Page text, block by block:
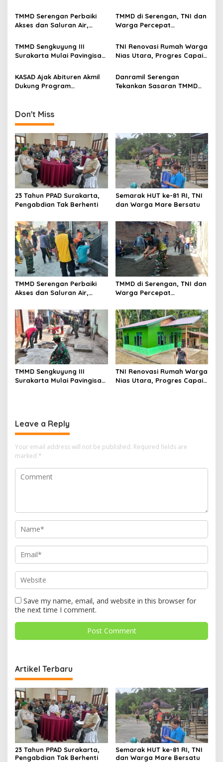
g
a
t
i
o
n
TMMD Serengan Perbaiki
Akses dan Saluran Air,
TMMD di Serengan, TNI dan
Warga Percepat
TMMD Sengkuyung III
Surakarta Mulai Pavingisasi
TNI Renovasi Rumah Warga
Nias Utara, Progres Capai
KASAD Ajak Abituren Akmil
Dukung Program
Danramil Serengan
Tekankan Sasaran TMMD
Don't Miss
23 Tahun PPAD Surakarta,
Pengabdian Tak Berhenti
Semarak HUT ke-81 RI, TNI
dan Warga Mare Bersatu
TMMD Serengan Perbaiki
Akses dan Saluran Air,
TMMD di Serengan, TNI dan
Warga Percepat
TMMD Sengkuyung III
Surakarta Mulai Pavingisasi
TNI Renovasi Rumah Warga
Nias Utara, Progres Capai
Leave a Reply
Your email address will not be published. Required fields are
marked *
Save my name, email, and website in this browser for
the next time I comment.
Artikel Terbaru
23 Tahun PPAD Surakarta,
Pengabdian Tak Berhenti
Semarak HUT ke-81 RI, TNI
dan Warga Mare Bersatu